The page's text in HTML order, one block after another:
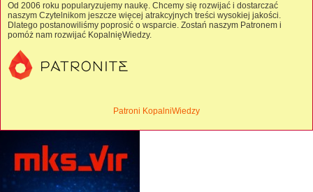
Od 2006 roku popularyzujemy naukę. Chcemy się rozwijać i dostarczać
naszym Czytelnikom jeszcze więcej atrakcyjnych treści wysokiej jakości.
Dlatego postanowiliśmy poprosić o wsparcie. Zostań naszym Patronem i
pomóż nam rozwijać KopalnięWiedzy.
Patroni KopalniWiedzy